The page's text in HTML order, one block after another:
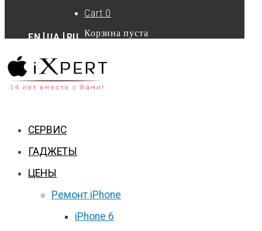
EN UA RU
Cart 0
Корзина пуста
СЕРВИС
ГАДЖЕТЫ
ЦЕНЫ
Ремонт iPhone
iPhone 6